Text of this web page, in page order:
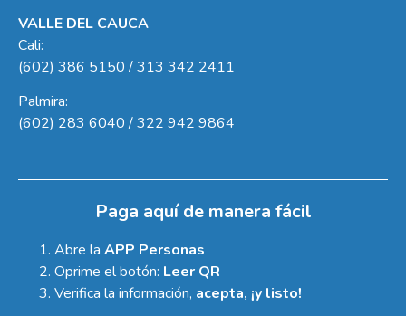
VALLE DEL CAUCA
Cali:
(602) 386 5150 / 313 342 2411
Palmira:
(602) 283 6040 / 322 942 9864
Paga aquí de manera fácil
Abre la APP Personas
Oprime el botón: Leer QR
Verifica la información, acepta, ¡y listo!